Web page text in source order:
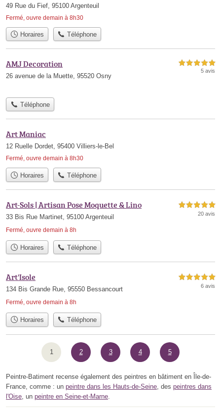
49 Rue du Fief, 95100 Argenteuil
Fermé, ouvre demain à 8h30
Horaires Téléphone
AMJ Decoration
26 avenue de la Muette, 95520 Osny
5,0 étoiles sur 5
5 avis
Téléphone
Art Maniac
12 Ruelle Dordet, 95400 Villiers-le-Bel
Fermé, ouvre demain à 8h30
Horaires Téléphone
Art-Sols | Artisan Pose Moquette & Lino
33 Bis Rue Martinet, 95100 Argenteuil
Fermé, ouvre demain à 8h
5,0 étoiles sur 5
20 avis
Horaires Téléphone
Art'Isole
134 Bis Grande Rue, 95550 Bessancourt
Fermé, ouvre demain à 8h
5,0 étoiles sur 5
6 avis
Horaires Téléphone
1 2 3 4 5
Peintre-Batiment recense également des peintres en bâtiment en Île-de-
France, comme : un peintre dans les Hauts-de-Seine , des peintres dans
l'Oise , un peintre en Seine-et-Marne